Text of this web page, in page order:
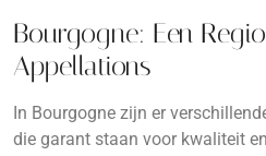
Bourgogne: Een
Appellations
In Bourgogne zijn er
die garant staan voor kwaliteit